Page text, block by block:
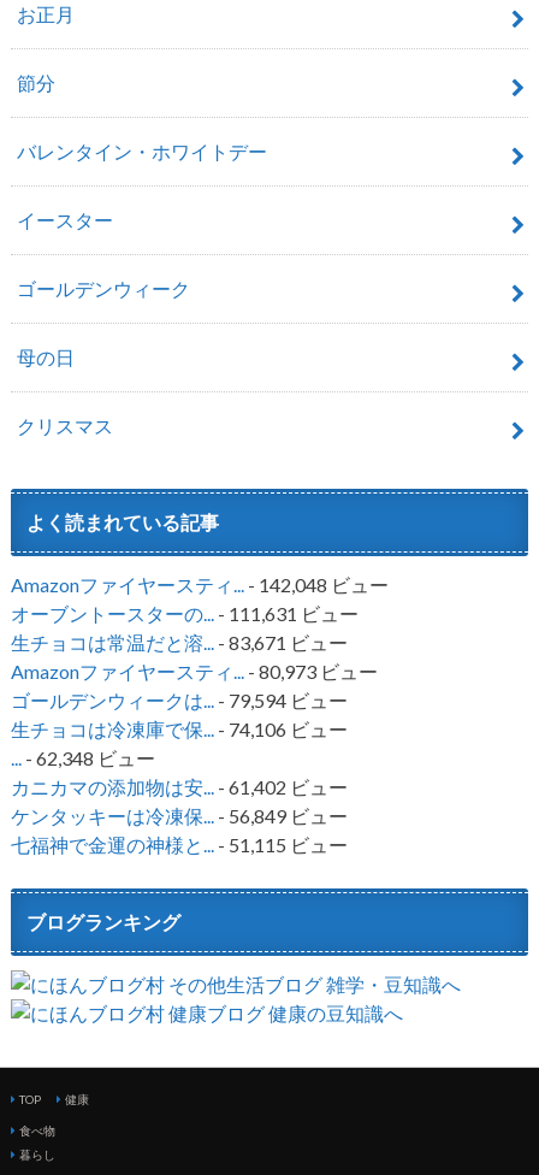
お正月
節分
バレンタイン・ホワイトデー
イースター
ゴールデンウィーク
母の日
クリスマス
よく読まれている記事
Amazonファイヤースティ...- 142,048 ビュー
オーブントースターの...- 111,631 ビュー
生チョコは常温だと溶...- 83,671 ビュー
Amazonファイヤースティ...- 80,973 ビュー
ゴールデンウィークは...- 79,594 ビュー
生チョコは冷凍庫で保...- 74,106 ビュー
...- 62,348 ビュー
カニカマの添加物は安...- 61,402 ビュー
ケンタッキーは冷凍保...- 56,849 ビュー
七福神で金運の神様と...- 51,115 ビュー
ブログランキング
TOP 健康
食べ物
暮らし